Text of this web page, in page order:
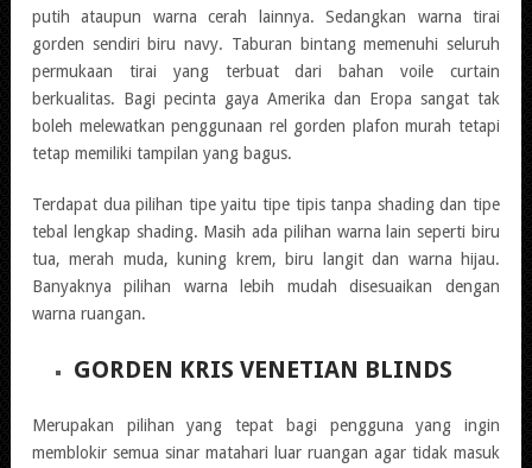
putih ataupun warna cerah lainnya. Sedangkan warna tirai
gorden sendiri biru navy. Taburan bintang memenuhi seluruh
permukaan tirai yang terbuat dari bahan voile curtain
berkualitas. Bagi pecinta gaya Amerika dan Eropa sangat tak
boleh melewatkan penggunaan rel gorden plafon murah tetapi
tetap memiliki tampilan yang bagus.
Terdapat dua pilihan tipe yaitu tipe tipis tanpa shading dan tipe
tebal lengkap shading. Masih ada pilihan warna lain seperti biru
tua, merah muda, kuning krem, biru langit dan warna hijau.
Banyaknya pilihan warna lebih mudah disesuaikan dengan
warna ruangan.
GORDEN KRIS VENETIAN BLINDS
Merupakan pilihan yang tepat bagi pengguna yang ingin
memblokir semua sinar matahari luar ruangan agar tidak masuk